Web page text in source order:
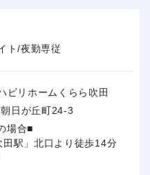
ト/夜勤専従
ビリホームくらら吹田
日が丘町24-3
場合■
田駅」北口より徒歩14分